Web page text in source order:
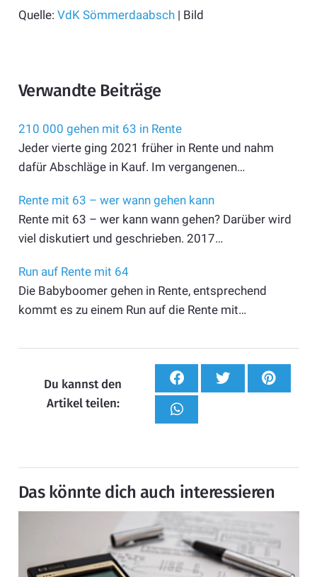
Quelle: VdK Sömmerdaabsch| Bild
Verwandte Beiträge
210 000 gehen mit 63 in Rente
Jeder vierte ging 2021 früher in Rente und nahm
dafür Abschläge in Kauf. Im vergangenen…
Rente mit 63 – wer wann gehen kann
Rente mit 63 – wer kann wann gehen? Darüber wird
viel diskutiert und geschrieben. 2017…
Run auf Rente mit 64
Die Babyboomer gehen in Rente, entsprechend
kommt es zu einem Run auf die Rente mit…
Du kannst den
Artikel teilen:
Das könnte dich auch interessieren